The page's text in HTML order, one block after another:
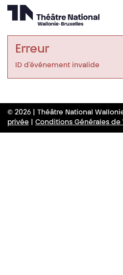
Erreur
ID d'événement invalide
© 2026 | Théâtre National
privée
Conditions Générales de